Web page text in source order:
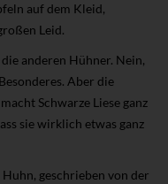
auf dem Kleid,
Leid.
anderen Hühner. Nein,
Aber die
Schwarze Liese ganz
sie wirklich etwas ganz
geschrieben von der